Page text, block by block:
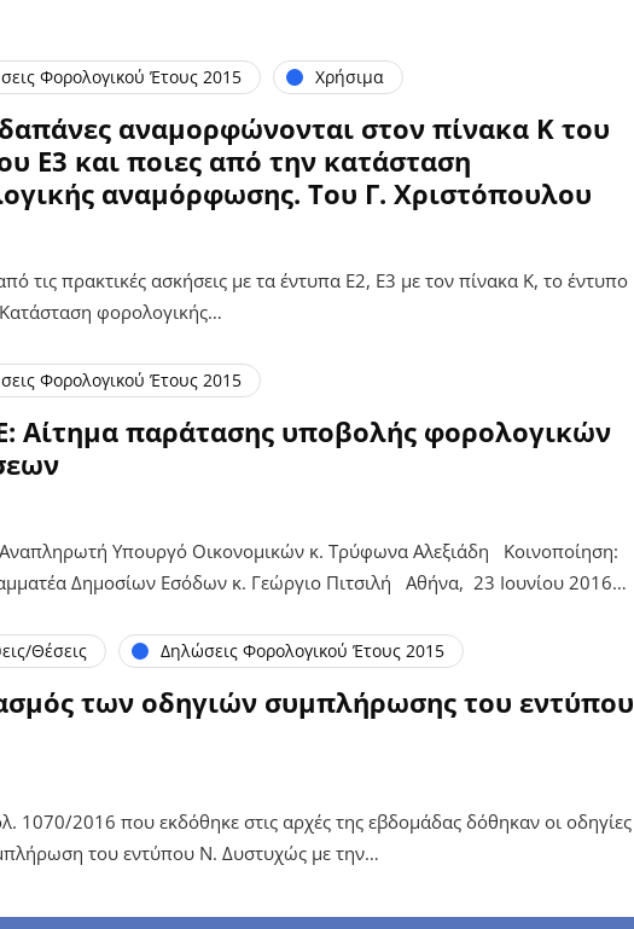
Φορολογικού Έτους 2015 Χρήσιμα
αναμορφώνονται στον πίνακα Κ του
Ε3 και ποιες από την κατάσταση
αναμόρφωσης. Του Γ. Χριστόπουλου
τις πρακτικές ασκήσεις με τα έντυπα Ε2, Ε3 με τον πίνακα Κ, το έντυπο
φορολογικής…
Φορολογικού Έτους 2015
Αίτημα παράτασης υποβολής φορολογικών
Υπουργό Οικονομικών κ. Τρύφωνα Αλεξιάδη Κοινοποίηση:
Δημοσίων Εσόδων κ. Γεώργιο Πιτσιλή Αθήνα, 23 Ιουνίου 2016…
Θέσεις Δηλώσεις Φορολογικού Έτους 2015
των οδηγιών συμπλήρωσης του εντύπου
1070/2016 που εκδόθηκε στις αρχές της εβδομάδας δόθηκαν οι οδηγίες
του εντύπου Ν. Δυστυχώς με την…